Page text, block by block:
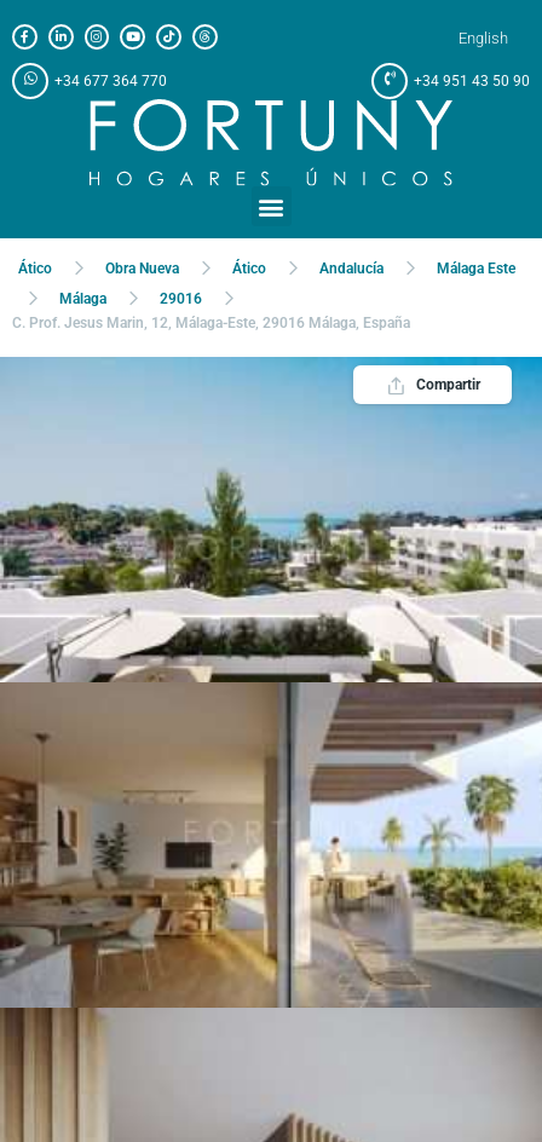
English
+34 677 364 770 +34 951 43 50 90
Ático Obra Nueva Ático Andalucía
Málaga Este
Málaga
29016
C. Prof. Jesus Marin, 12, Málaga-Este, 29016 Málaga, España
Compartir